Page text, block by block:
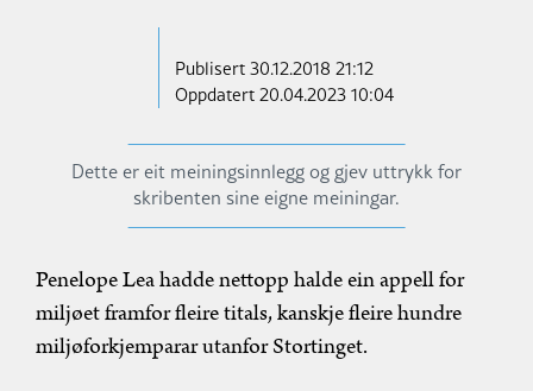
Publisert30.12.2018 21:12
Oppdatert 20.04.2023 10:04
Dette er eit meiningsinnlegg og gjev uttrykk for
skribenten sine eigne meiningar.
Penelope Lea hadde nettopp halde ein appell for
miljøet framfor fleire titals, kanskje fleire hundre
miljøforkjemparar utanfor Stortinget.